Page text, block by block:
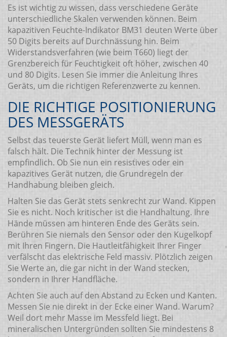
Es ist wichtig zu wissen, dass verschiedene Geräte
unterschiedliche Skalen verwenden können. Beim
kapazitiven Feuchte-Indikator BM31 deuten Werte über
50 Digits bereits auf Durchnässung hin. Beim
Widerstandsverfahren (wie beim T660) liegt der
Grenzbereich für Feuchtigkeit oft höher, zwischen 40
und 80 Digits. Lesen Sie immer die Anleitung Ihres
Geräts, um die richtigen Referenzwerte zu kennen.
DIE RICHTIGE POSITIONIERUNG
DES MESSGERÄTS
Selbst das teuerste Gerät liefert Müll, wenn man es
falsch hält. Die Technik hinter der Messung ist
empfindlich. Ob Sie nun ein resistives oder ein
kapazitives Gerät nutzen, die Grundregeln der
Handhabung bleiben gleich.
Halten Sie das Gerät stets senkrecht zur Wand. Kippen
Sie es nicht. Noch kritischer ist die Handhaltung. Ihre
Hände müssen am hinteren Ende des Geräts sein.
Berühren Sie niemals den Sensor oder den Kugelkopf
mit Ihren Fingern. Die Hautleitfähigkeit Ihrer Finger
verfälscht das elektrische Feld massiv. Plötzlich zeigen
Sie Werte an, die gar nicht in der Wand stecken,
sondern in Ihrer Handfläche.
Achten Sie auch auf den Abstand zu Ecken und Kanten.
Messen Sie nie direkt in der Ecke einer Wand. Warum?
Weil dort mehr Masse im Messfeld liegt. Bei
mineralischen Untergründen sollten Sie mindestens 8